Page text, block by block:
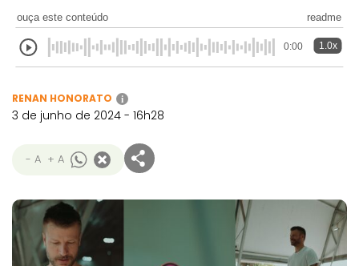
ouça este conteúdo readme
0:00 1.0x
RENAN HONORATO i
3 de junho de 2024 - 16h28
- A + A